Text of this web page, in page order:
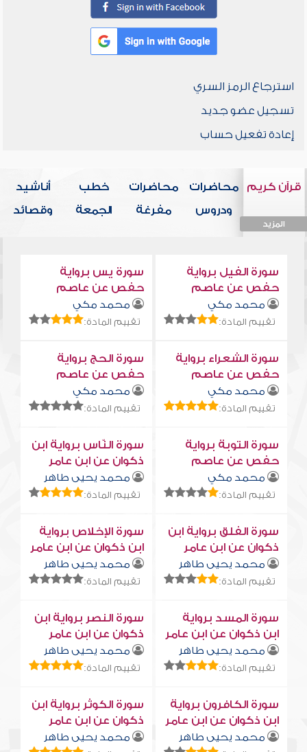
استرجاع الرمز السري
تسجيل عضو جديد
إعادة تفعيل حساب
قرآن كريم
المزيد
محاضرات
ودروس
محاضرات
مفرغة
خطب
الجمعة
أناشيد
وقصائد
سورة الفيل برواية
حفص عن عاصم
محمد مكي
تقييم المادة:
سورة يس برواية
حفص عن عاصم
محمد مكي
تقييم المادة:
سورة الشعراء برواية
حفص عن عاصم
محمد مكي
تقييم المادة:
سورة الحج برواية
حفص عن عاصم
محمد مكي
تقييم المادة:
سورة التوبة برواية
حفص عن عاصم
محمد مكي
تقييم المادة:
سورة النّاس برواية ابن
ذكوان عن ابن عامر
محمد يحيى طاهر
تقييم المادة:
سورة الفلق برواية ابن
ذكوان عن ابن عامر
محمد يحيى طاهر
تقييم المادة:
سورة الإخلاص برواية
ابن ذكوان عن ابن عامر
محمد يحيى طاهر
تقييم المادة:
سورة المسد برواية
ابن ذكوان عن ابن عامر
محمد يحيى طاهر
تقييم المادة:
سورة النصر برواية ابن
ذكوان عن ابن عامر
محمد يحيى طاهر
تقييم المادة:
سورة الكافرون برواية
ابن ذكوان عن ابن عامر
محمد يحيى طاهر
سورة الكوثر برواية ابن
ذكوان عن ابن عامر
محمد يحيى طاهر